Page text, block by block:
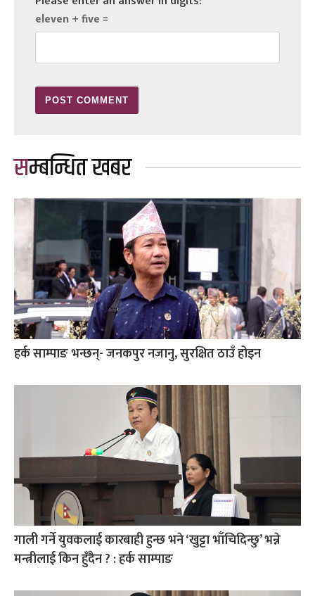
eleven + five =
सम्बन्धित खबर
हर्क साम्पाङ भन्छन्- जनकपुर नजानु, सुरक्षित ठाउँ होइन
गाली गर्ने युवकलाई कारबाही हुन्छ भने ‘खुट्टा भाँचिदिन्छु’ भन्ने
मन्त्रीलाई किन हुँदैन ? : हर्क साम्पाङ